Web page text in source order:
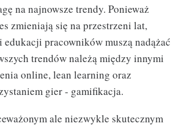
na najnowsze trendy. Ponieważ
zmieniają się na przestrzeni lat,
pracowników muszą nadążać
trendów należą między innymi
online, lean learning oraz
gier - gamifikacja.
ale niezwykle skutecznym